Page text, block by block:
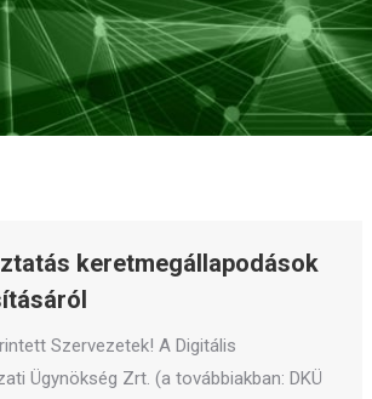
keretmegállapodások
Szervezetek! A Digitális
Ügynökség Zrt. (a továbbiakban: DKÜ